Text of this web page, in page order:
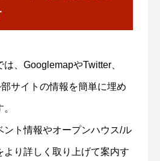
、GooglemapやTwitter、
サイトの情報を簡単に埋め
ント情報やオープンハウス/ル
より詳しく取り上げて案内す